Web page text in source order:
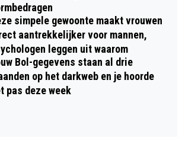
simpele gewoonte maakt vrouwen
aantrekkelijker voor mannen,
leggen uit waarom
Bol-gegevens staan al drie
op het darkweb en je hoorde
pas deze week